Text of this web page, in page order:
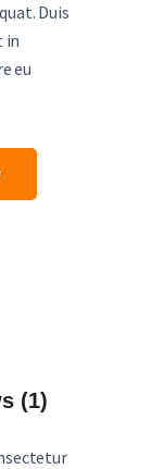
Duis
in
eu
(1)